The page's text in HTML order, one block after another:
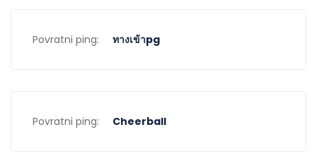
Povratni ping: ทางเข้าpg
Povratni ping: Cheerball